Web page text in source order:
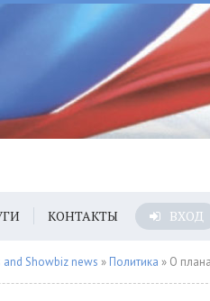
КОНТАКТЫ ВХОД
Showbiz news » Политика » О планах США в отношении